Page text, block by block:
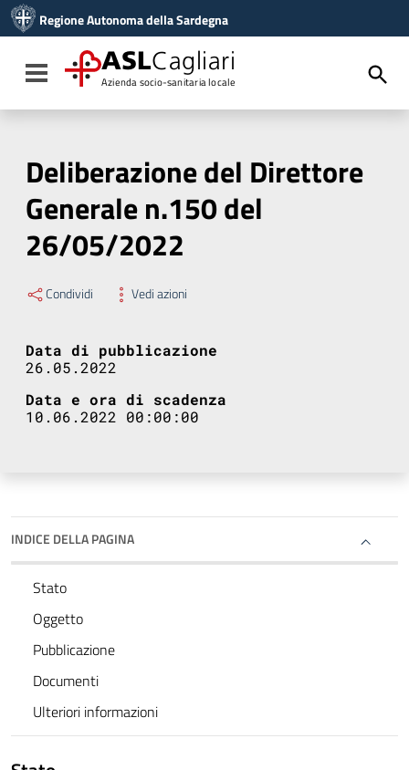
Vai al menu di navigazione
Vai al footer
Regione Autonoma della Sardegna
Toggle navigation
ASLCagliari
Azienda socio-sanitaria locale
Deliberazione del Direttore
Generale n.150 del
26/05/2022
Condividi Vedi azioni
Data di pubblicazione
26.05.2022
Data e ora di scadenza
10.06.2022 00:00:00
INDICE DELLA PAGINA
Stato
Oggetto
Pubblicazione
Documenti
Ulteriori informazioni